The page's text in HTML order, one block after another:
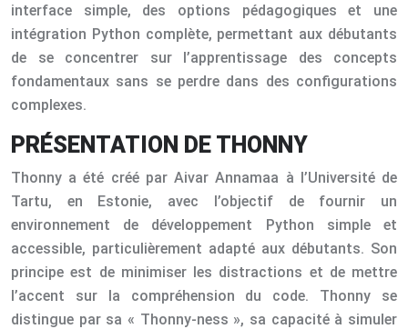
interface simple, des options pédagogiques et une
intégration Python complète, permettant aux débutants
de se concentrer sur l’apprentissage des concepts
fondamentaux sans se perdre dans des configurations
complexes.
PRÉSENTATION DE THONNY
Thonny a été créé par Aivar Annamaa à l’Université de
Tartu, en Estonie, avec l’objectif de fournir un
environnement de développement Python simple et
accessible, particulièrement adapté aux débutants. Son
principe est de minimiser les distractions et de mettre
l’accent sur la compréhension du code. Thonny se
distingue par sa « Thonny-ness », sa capacité à simuler